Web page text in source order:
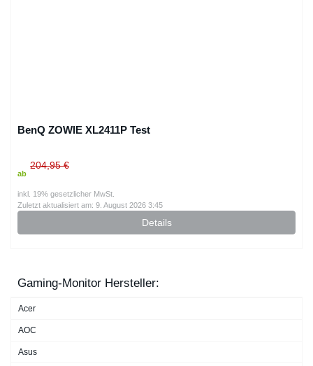
BenQ ZOWIE XL2411P Test
ab
204,95 €
inkl. 19% gesetzlicher MwSt.
Zuletzt aktualisiert am: 9. August 2026 3:45
Details
Gaming-Monitor Hersteller:
Acer
AOC
Asus